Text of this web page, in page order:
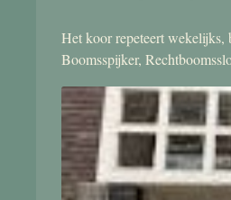
Het koor repeteert wekelijks,
Boomsspijker,